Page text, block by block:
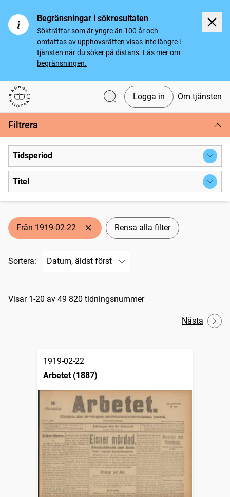
Begränsningar i sökresultaten
Sökträffar som är yngre än 100 år och
omfattas av upphovsrätten visas inte längre i
tjänsten när du söker på distans. Läs mer om
begränsningen.
Svenska tidningar
Logga in Om tjänsten
Filtrera
Tidsperiod
Titel
Från 1919-02-22 Rensa alla filter
Sortera:
Sökresultat
Visar 1-20 av 49 820 tidningsnummer
Nästa
1919-02-22
Arbetet (1887)